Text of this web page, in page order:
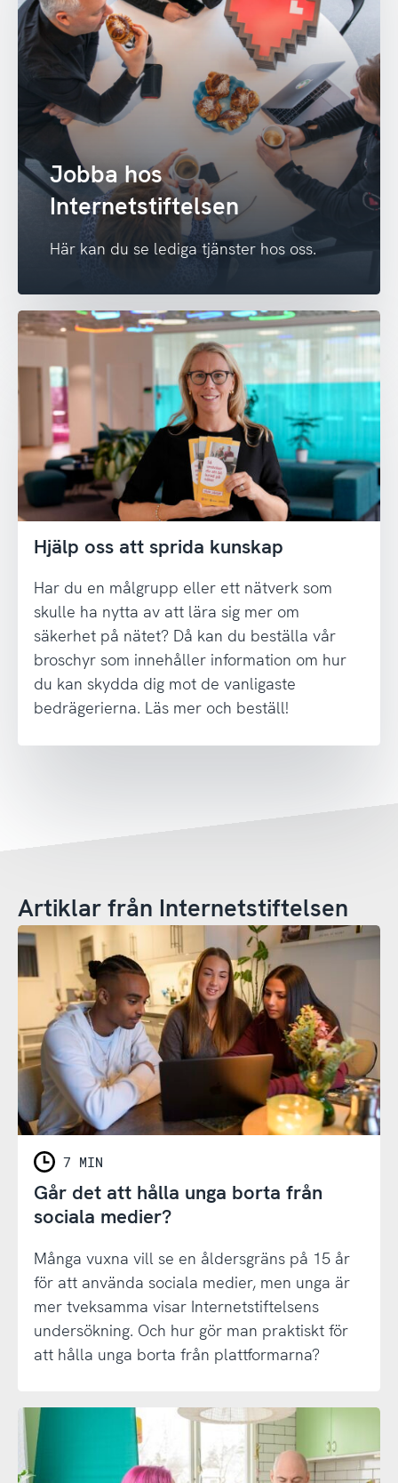
Jobba hos
Internetstiftelsen
Här kan du se lediga tjänster hos oss.
Hjälp oss att sprida kunskap
Har du en målgrupp eller ett nätverk som
skulle ha nytta av att lära sig mer om
säkerhet på nätet? Då kan du beställa vår
broschyr som innehåller information om hur
du kan skydda dig mot de vanligaste
bedrägerierna. Läs mer och beställ!
Artiklar från Internetstiftelsen
7 MIN
Går det att hålla unga borta från
sociala medier?
Många vuxna vill se en åldersgräns på 15 år
för att använda sociala medier, men unga är
mer tveksamma visar Internetstiftelsens
undersökning. Och hur gör man praktiskt för
att hålla unga borta från plattformarna?